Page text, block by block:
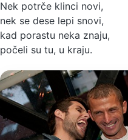
Nek potrče klinci novi,
nek se dese lepi snovi,
kad porastu neka znaju,
počeli su tu, u kraju.